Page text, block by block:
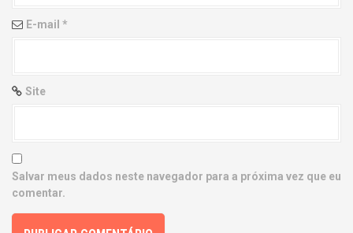
n E-mail *
Site
Salvar meus dados neste navegador para a próxima vez que eu
comentar.